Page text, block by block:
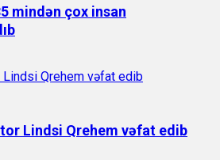
mindən çox insan
Lindsi Qrehem vəfat edib